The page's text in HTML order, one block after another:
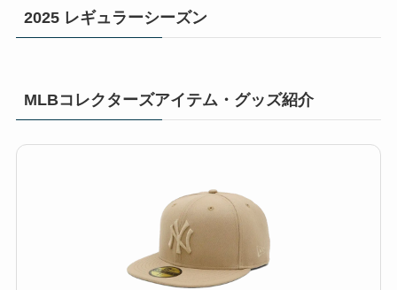
2025 レギュラーシーズン
MLBコレクターズアイテム・グッズ紹介